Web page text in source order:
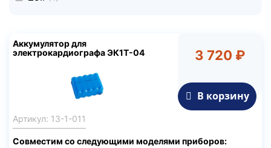
3 720 ₽
В корзину
Аккумулятор для
электрокардиографа ЭК1Т-04
Артикул: 13-1-011
Совместим со следующими моделями приборов: